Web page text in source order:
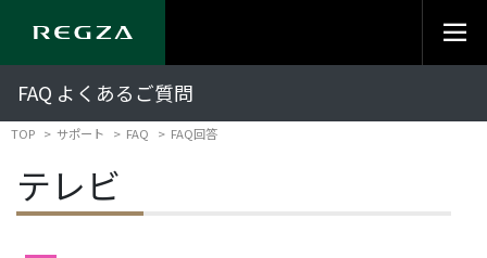
FAQ よくあるご質問
TOP サポート FAQ FAQ回答
テレビ